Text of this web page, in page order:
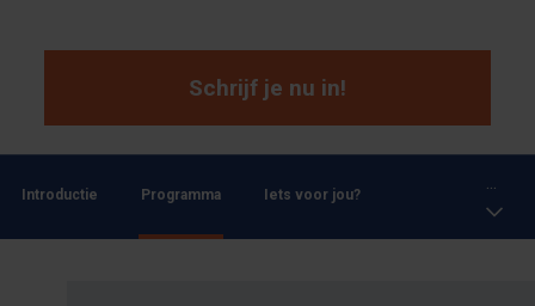
Schrijf je nu in!
Introductie Programma Iets voor jou?